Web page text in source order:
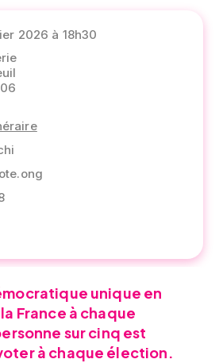
2026 à 18h30
unique en
France à chaque
sur cinq est
à chaque élection.